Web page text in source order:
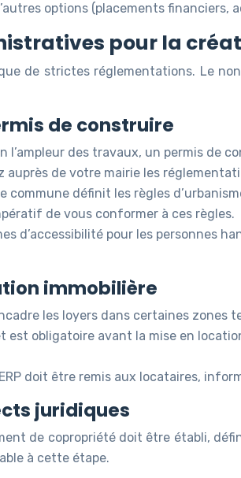
options (placements
pour la
de strictes réglementations. Le
de construire
l’ampleur des travaux, un permis de
de votre mairie les
commune définit les règles
de vous conformer à ces règles.
d’accessibilité pour les personnes
immobilière
les loyers dans certaines
est obligatoire avant la mise en
doit être remis aux locataires,
juridiques
de copropriété doit être établi,
à cette étape.